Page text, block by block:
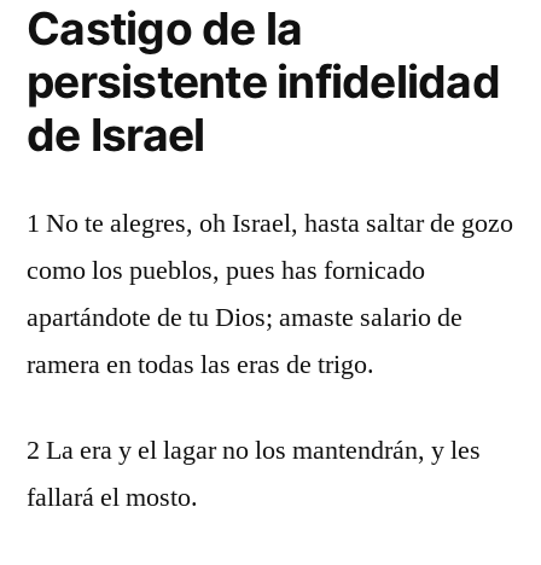
Castigo de la
persistente infidelidad
de Israel
1 No te alegres, oh Israel, hasta saltar de gozo
como los pueblos, pues has fornicado
apartándote de tu Dios; amaste salario de
ramera en todas las eras de trigo.
2 La era y el lagar no los mantendrán, y les
fallará el mosto.